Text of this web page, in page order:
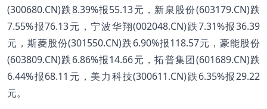
(300680.CN)跌8.39%报55.13元，新泉股份(603179.CN)跌
7.55%报76.13元，宁波华翔(002048.CN)跌7.31%报36.39
元，斯菱股份(301550.CN)跌6.90%报118.57元，豪能股份
(603809.CN)跌6.86%报14.66元，拓普集团(601689.CN)跌
6.44%报68.11元，美力科技(300611.CN)跌6.35%报29.22
元。